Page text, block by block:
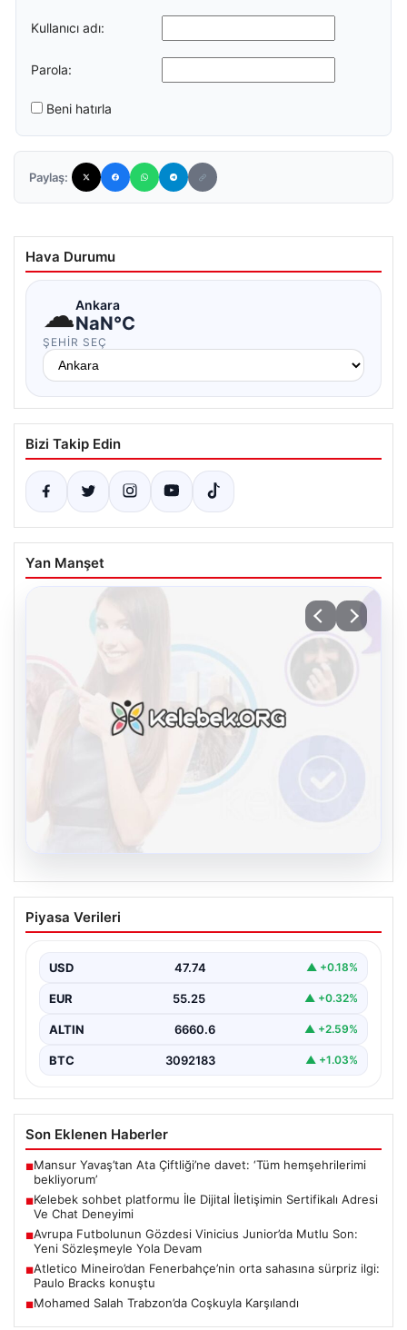
Kullanıcı adı:
Parola:
Beni hatırla
Paylaş:
Hava Durumu
☁Ankara
NaN°C
ŞEHIR SEÇ
Bizi Takip Edin
Yan Manşet
Kelebek sohbet platformu İle Dijital
İletişimin Sertifikalı Adresi Ve Chat
Sanal ortamında kullanıcıların güvenli bir biçimde iletişim
Piyasa Verileri
USD 47.74 ▲ +0.18%
EUR 55.25 ▲ +0.32%
ALTIN 6660.6 ▲ +2.59%
BTC 3092183 ▲ +1.03%
Son Eklenen Haberler
■Mansur Yavaş’tan Ata Çiftliği’ne davet: ‘Tüm hemşehrilerimi
bekliyorum’
■Kelebek sohbet platformu İle Dijital İletişimin Sertifikalı Adresi
Ve Chat Deneyimi
■Avrupa Futbolunun Gözdesi Vinicius Junior’da Mutlu Son:
Yeni Sözleşmeyle Yola Devam
■Atletico Mineiro’dan Fenerbahçe’nin orta sahasına sürpriz ilgi:
Paulo Bracks konuştu
■Mohamed Salah Trabzon’da Coşkuyla Karşılandı